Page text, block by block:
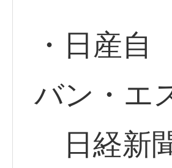
・日産
バン・エ
日経新